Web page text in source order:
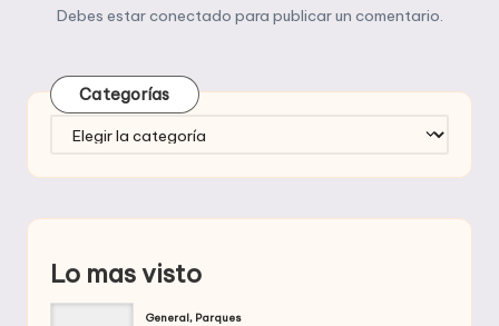
Debes estarconectado para publicar un comentario.
Categorías
Categorías
Lo mas visto